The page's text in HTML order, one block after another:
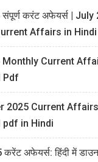
करंट अफेयर्स | July
Affairs in Hindi
Monthly Current
Pdf
2025 Current
pdf in Hindi
अफेयर्स: हिंदी में